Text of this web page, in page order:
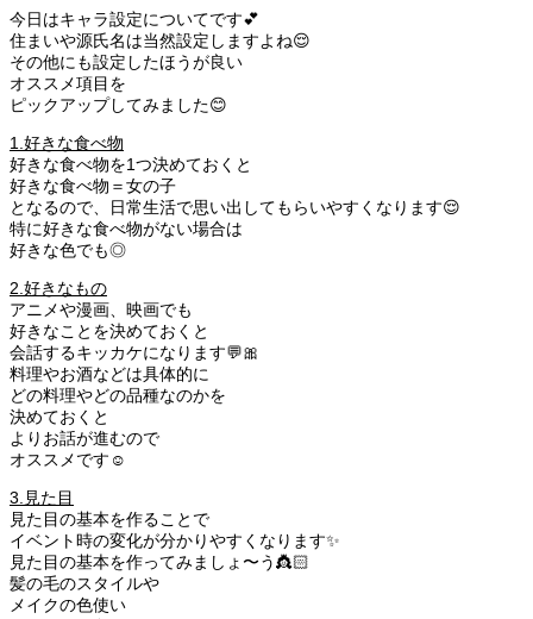
今日はキャラ設定についてです💕
住まいや源氏名は当然設定しますよね😌
その他にも設定したほうが良い
オススメ項目を
ピックアップしてみました😊
1.好きな食べ物
好きな食べ物を1つ決めておくと
好きな食べ物＝女の子
となるので、日常生活で思い出してもらいやすくなります😌
特に好きな食べ物がない場合は
好きな色でも◎
2.好きなもの
アニメや漫画、映画でも
好きなことを決めておくと
会話するキッカケになります💬🎀
料理やお酒などは具体的に
どの料理やどの品種なのかを
決めておくと
よりお話が進むので
オススメです☺️
3.見た目
見た目の基本を作ることで
イベント時の変化が分かりやすくなります✨
見た目の基本を作ってみましょ〜う👸🏻
髪の毛のスタイルや
メイクの色使い